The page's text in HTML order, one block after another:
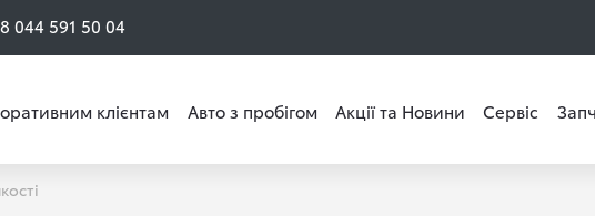
044 591 50 04
клієнтам Авто з пробігом Акції та Новини Сервіс